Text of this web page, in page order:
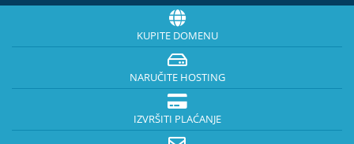
KUPITE DOMENU
NARUČITE HOSTING
IZVRŠITI PLAĆANJE